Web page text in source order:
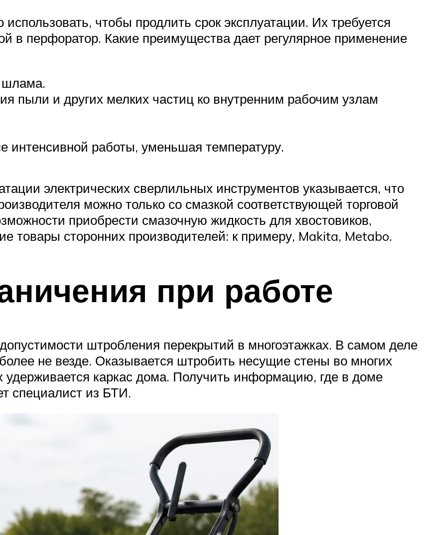
чтобы продлить срок эксплуатации. Их требуется
в перфоратор. Какие преимущества дает регулярное применение
шлама.
пыли и других мелких частиц ко внутренним рабочим узлам
интенсивной работы, уменьшая температуру.
электрических сверлильных инструментов указывается, что
можно только со смазкой соответствующей торговой
приобрести смазочную жидкость для хвостовиков,
товары сторонних производителей: к примеру, Makita, Metabo.
при работе
штробления перекрытий в многоэтажках. В самом деле
не везде. Оказывается штробить несущие стены во многих
удерживается каркас дома. Получить информацию, где в доме
специалист из БТИ.